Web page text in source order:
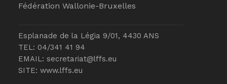
Fédération Wallonie-Bruxelles
Esplanade de la Légia 9/01, 4430 ANS
TEL: 04/341 41 94
EMAIL: secretariat@lffs.eu
SITE: www.lffs.eu